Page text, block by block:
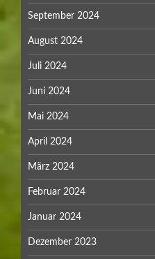
September 2024
August 2024
Juli 2024
Juni 2024
Mai 2024
April 2024
März 2024
Februar 2024
Januar 2024
Dezember 2023